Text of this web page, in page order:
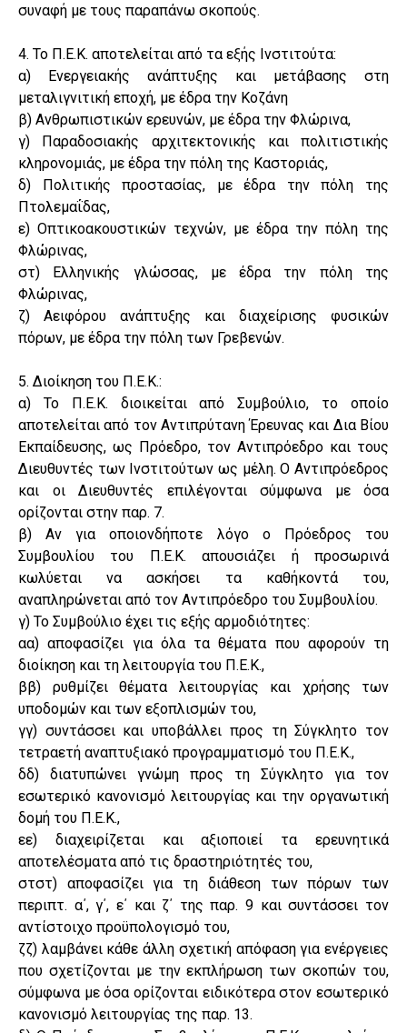
συναφή με τους παραπάνω σκοπούς.
4. Το Π.Ε.Κ. αποτελείται από τα εξής Ινστιτούτα:
α) Ενεργειακής ανάπτυξης και μετάβασης στη
μεταλιγνιτική εποχή, με έδρα την Κοζάνη
β) Ανθρωπιστικών ερευνών, με έδρα την Φλώρινα,
γ) Παραδοσιακής αρχιτεκτονικής και πολιτιστικής
κληρονομιάς, με έδρα την πόλη της Καστοριάς,
δ) Πολιτικής προστασίας, με έδρα την πόλη της
Πτολεμαΐδας,
ε) Οπτικοακουστικών τεχνών, με έδρα την πόλη της
Φλώρινας,
στ) Ελληνικής γλώσσας, με έδρα την πόλη της
Φλώρινας,
ζ) Αειφόρου ανάπτυξης και διαχείρισης φυσικών
πόρων, με έδρα την πόλη των Γρεβενών.
5. Διοίκηση του Π.Ε.Κ.:
α) Το Π.Ε.Κ. διοικείται από Συμβούλιο, το οποίο
αποτελείται από τον Αντιπρύτανη Έρευνας και Δια Βίου
Εκπαίδευσης, ως Πρόεδρο, τον Αντιπρόεδρο και τους
Διευθυντές των Ινστιτούτων ως μέλη. Ο Αντιπρόεδρος
και οι Διευθυντές επιλέγονται σύμφωνα με όσα
ορίζονται στην παρ. 7.
β) Αν για οποιονδήποτε λόγο ο Πρόεδρος του
Συμβουλίου του Π.Ε.Κ. απουσιάζει ή προσωρινά
κωλύεται να ασκήσει τα καθήκοντά του,
αναπληρώνεται από τον Αντιπρόεδρο του Συμβουλίου.
γ) Το Συμβούλιο έχει τις εξής αρμοδιότητες:
αα) αποφασίζει για όλα τα θέματα που αφορούν τη
διοίκηση και τη λειτουργία του Π.Ε.Κ.,
ββ) ρυθμίζει θέματα λειτουργίας και χρήσης των
υποδομών και των εξοπλισμών του,
γγ) συντάσσει και υποβάλλει προς τη Σύγκλητο τον
τετραετή αναπτυξιακό προγραμματισμό του Π.Ε.Κ.,
δδ) διατυπώνει γνώμη προς τη Σύγκλητο για τον
εσωτερικό κανονισμό λειτουργίας και την οργανωτική
δομή του Π.Ε.Κ.,
εε) διαχειρίζεται και αξιοποιεί τα ερευνητικά
αποτελέσματα από τις δραστηριότητές του,
στστ) αποφασίζει για τη διάθεση των πόρων των
περιπτ. α΄, γ΄, ε΄ και ζ΄ της παρ. 9 και συντάσσει τον
αντίστοιχο προϋπολογισμό του,
ζζ) λαμβάνει κάθε άλλη σχετική απόφαση για ενέργειες
που σχετίζονται με την εκπλήρωση των σκοπών του,
σύμφωνα με όσα ορίζονται ειδικότερα στον εσωτερικό
κανονισμό λειτουργίας της παρ. 13.